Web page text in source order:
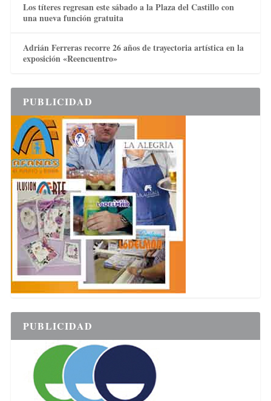
Los títeres regresan este sábado a la Plaza del Castillo con
una nueva función gratuita
Adrián Ferreras recorre 26 años de trayectoria artística en la
exposición «Reencuentro»
PUBLICIDAD
PUBLICIDAD